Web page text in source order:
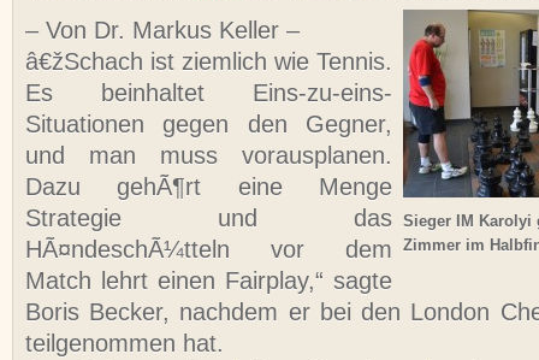
Sieger IM Karolyi
Zimmer im
– Von Dr. Markus Keller –
â€žSchach ist ziemlich wie Tennis.
Es beinhaltet Eins-zu-eins-
Situationen gegen den Gegner,
und man muss vorausplanen.
Dazu gehÃ¶rt eine Menge
Strategie und das
HÃ¤ndeschÃ¼tteln vor dem
Match lehrt einen Fairplay,“ sagte
Boris Becker, nachdem er bei den London
teilgenommen hat.